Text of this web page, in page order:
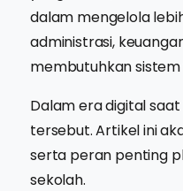
dalam mengelola
administrasi,
membutuhkan
Dalam era digital
tersebut. Artikel ini
serta peran penting
sekolah.